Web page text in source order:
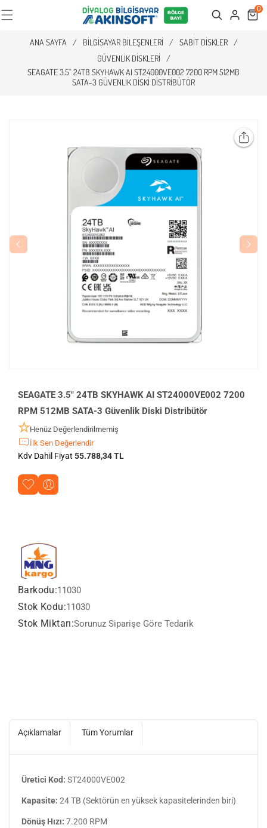
Search Cart
0
ANA SAYFA / BILGISAYAR BILEŞENLERI / SABIT DISKLER
/
GÜVENLIK DISKLERI
/
SEAGATE 3.5" 24TB SKYHAWK AI ST24000VE002 7200 RPM 512MB
SATA-3 GÜVENLIK DISKI DISTRIBÜTÖR
SEAGATE 3.5" 24TB SKYHAWK AI ST24000VE002 7200
RPM 512MB SATA-3 Güvenlik Diski Distribütör
Henüz Değerlendirilmemiş
İlk Sen Değerlendir
Kdv Dahil Fiyat 55.788,34 TL
Barkodu:11030
Stok Kodu:11030
Stok Miktarı:Sorunuz Siparişe Göre Tedarik
Açıklamalar Tüm Yorumlar
Üretici Kod: ST24000VE002
Kapasite: 24 TB (Sektörün en yüksek kapasitelerinden biri)
Dönüş Hızı: 7.200 RPM